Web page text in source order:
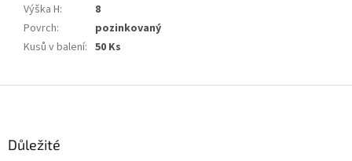
Výška H:
8
Povrch:
pozinkovaný
Kusů v balení: 50 Ks
Důležité